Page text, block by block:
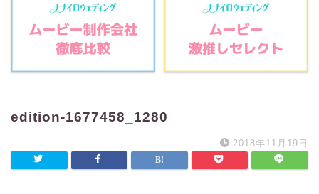
edition-1677458_1280
2018年11月19日